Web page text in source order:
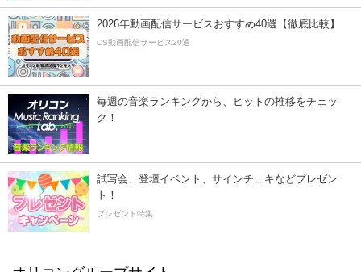
2026年動画配信サービスおすすめ40選【徹底比較】
CS動画配信サービス20選
毎週の音楽ランキングから、ヒットの推移をチェッ
ク！
試写会、登壇イベント、サインチェキなどプレゼン
ト！
プレゼント特集